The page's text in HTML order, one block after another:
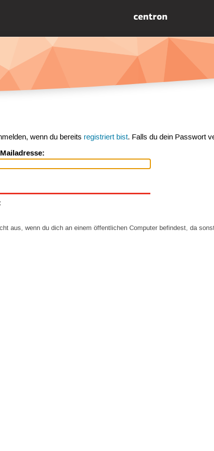
wenn du bereits registriert bist. Falls du dein Passwort
aus, wenn du dich an einem öffentlichen Computer befindest, da